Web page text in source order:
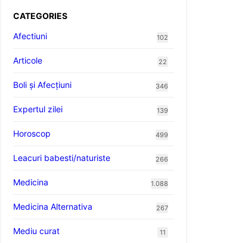
CATEGORIES
Afectiuni
102
Articole 22
Boli și Afecțiuni 346
Expertul zilei 139
Horoscop 499
Leacuri babesti/naturiste 266
Medicina 1.088
Medicina Alternativa 267
Mediu curat 11